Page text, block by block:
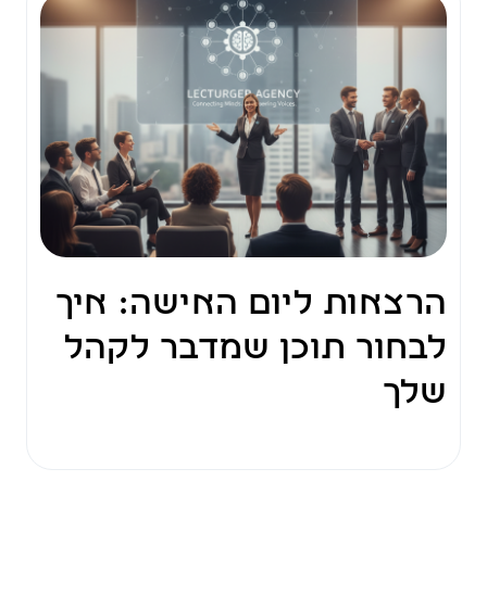
הרצאות ליום האישה: איך
לבחור תוכן שמדבר לקהל
שלך